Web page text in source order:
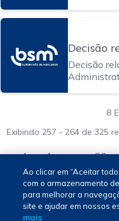
Decisão
Decisão
8
Exibindo 257 - 264 de 325
1 ... 32
Português - PT
Ao clicar em “Aceitar
com o armazenamento
para melhorar a
site e ajudar em nossos
mais